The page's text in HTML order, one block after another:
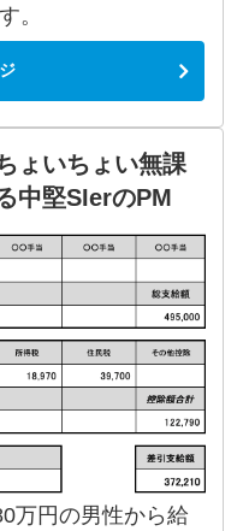
。
ょいちょい無課
中堅SIerのPM
万円の男性から給